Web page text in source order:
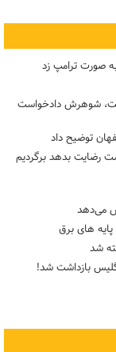
صورت ترامپ زد
شوهرش دادخواست
رضایت بدهد برگردیم
می‌دهد
های برق
بازداشت شد!